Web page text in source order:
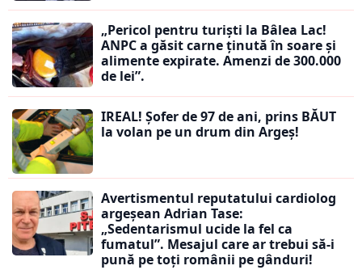
„Pericol pentru turiști la Bâlea Lac!
ANPC a găsit carne ținută în soare și
alimente expirate. Amenzi de 300.000
de lei”.
IREAL! Șofer de 97 de ani, prins BĂUT
la volan pe un drum din Argeș!
Avertismentul reputatului cardiolog
argeșean Adrian Tase:
„Sedentarismul ucide la fel ca
fumatul”. Mesajul care ar trebui să-i
pună pe toți românii pe gânduri!